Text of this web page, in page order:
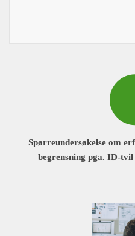
Spørreundersøkelse om
begrensning pga. ID-